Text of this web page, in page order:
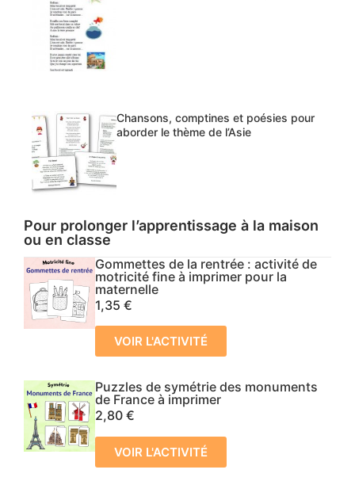
Chansons, comptines et poésies pour
aborder le thème de l’Asie
Pour prolonger l’apprentissage à la maison
ou en classe
Gommettes de la rentrée : activité de
motricité fine à imprimer pour la
maternelle
1,35 €
VOIR L'ACTIVITÉ
Puzzles de symétrie des monuments
de France à imprimer
2,80 €
VOIR L'ACTIVITÉ